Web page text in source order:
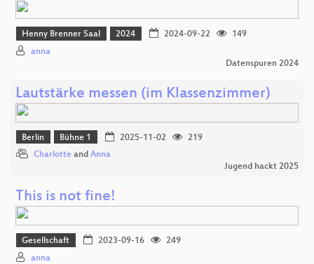
Henny Brenner Saal 2024 2024-09-22
149
anna
Datenspuren 2024
Lautstärke messen (im Klassenzimmer)
Berlin Bühne 1 2025-11-02
219
Charlotte and Anna
Jugend hackt 2025
This is not fine!
Gesellschaft 2023-09-16
249
anna